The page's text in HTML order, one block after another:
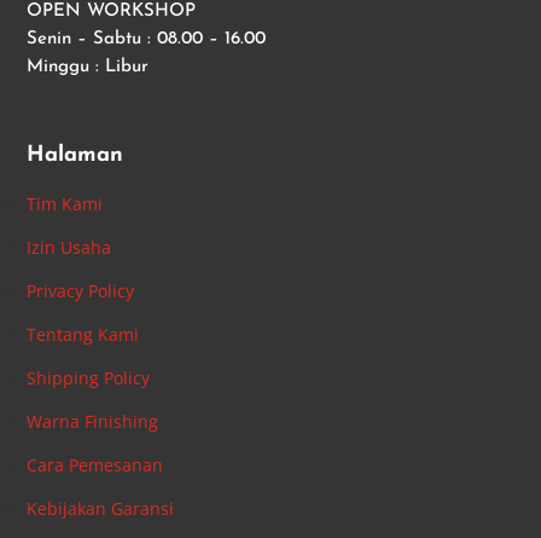
OPEN WORKSHOP
Senin – Sabtu : 08.00 – 16.00
Minggu : Libur
Halaman
Tim Kami
Izin Usaha
Privacy Policy
Tentang Kami
Shipping Policy
Warna Finishing
Cara Pemesanan
Kebijakan Garansi